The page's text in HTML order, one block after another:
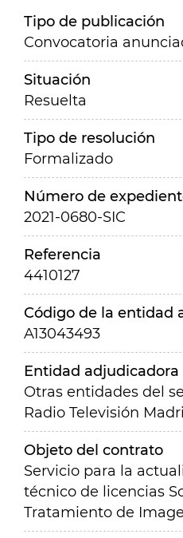
Tipo de publicación
Convocatoria
Situación
Resuelta
Tipo de resolución
Formalizado
Número de
2021-0680-SIC
Referencia
4410127
Código de la entidad
A13043493
Entidad adjudicadora
Otras entidades del
Radio Televisión
Objeto del contrato
Servicio para la
técnico de licencias
Tratamiento de